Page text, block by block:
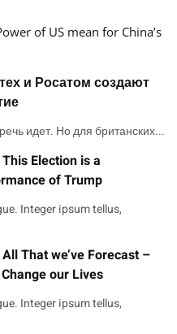
of US mean for China’s
и Росатом создают
идет. Но для британских...
This Election is a
of Trump
Integer ipsum tellus,
All That we’ve Forecast –
our Lives
Integer ipsum tellus,